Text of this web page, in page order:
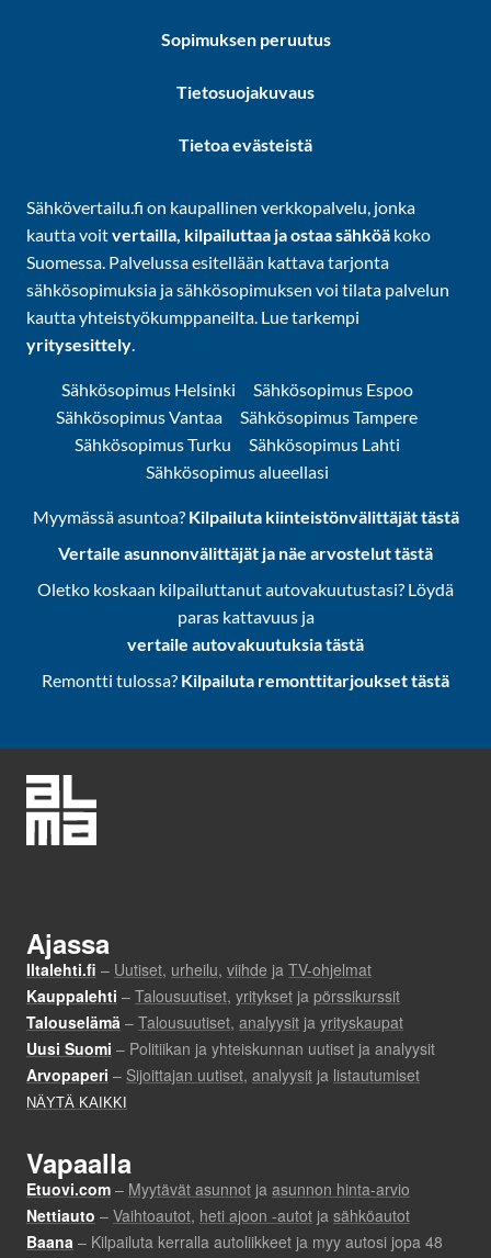
Sopimuksen peruutus
Tietosuojakuvaus
Tietoa evästeistä
Sähkövertailu.fi on kaupallinen verkkopalvelu, jonka
kautta voitvertailla, kilpailuttaa ja ostaa sähköä koko
Suomessa. Palvelussa esitellään kattava tarjonta
sähkösopimuksia ja sähkösopimuksen voi tilata palvelun
kautta yhteistyökumppaneilta. Lue tarkempi
yritysesittely.
Sähkösopimus Helsinki
Sähkösopimus Espoo
Sähkösopimus Vantaa
Sähkösopimus Tampere
Sähkösopimus Turku
Sähkösopimus Lahti
Sähkösopimus alueellasi
Myymässä asuntoa? Kilpailuta kiinteistönvälittäjät tästä
Vertaile asunnonvälittäjät ja näe arvostelut tästä
Oletko koskaan kilpailuttanut autovakuutustasi? Löydä
paras kattavuus ja
vertaile autovakuutuksia tästä
Remontti tulossa? Kilpailuta remonttitarjoukset tästä